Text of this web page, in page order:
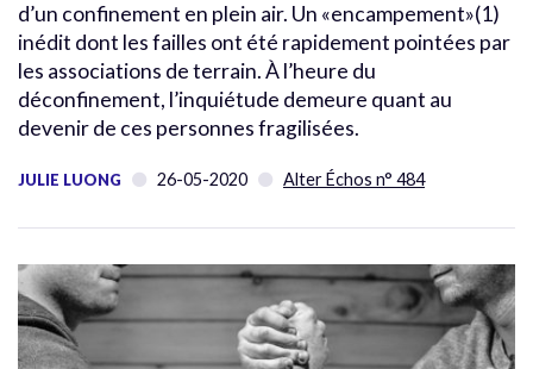
d’un confinement en plein air. Un «encampement»(1)
inédit dont les failles ont été rapidement pointées par
les associations de terrain. À l’heure du
déconfinement, l’inquiétude demeure quant au
devenir de ces personnes fragilisées.
JULIE LUONG 26-05-2020 Alter Échos n° 484